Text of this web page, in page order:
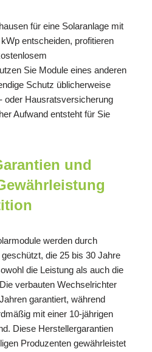
für eine Solaranlage mit
entscheiden, profitieren
Sie Module eines anderen
Schutz üblicherweise
oder Hausratsversicherung
Aufwand entsteht für Sie
und
werden durch
die 25 bis 30 Jahre
die Leistung als auch die
verbauten Wechselrichter
garantiert, während
mit einer 10-jährigen
Diese Herstellergarantien
Produzenten gewährleistet